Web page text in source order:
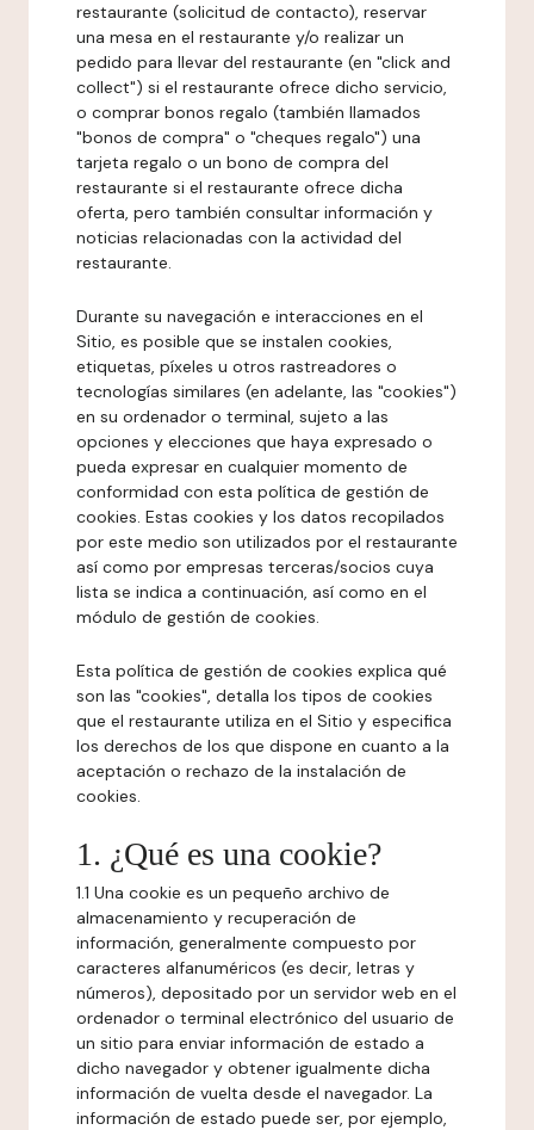
restaurante (solicitud de contacto), reservar
una mesa en el restaurante y/o realizar un
pedido para llevar del restaurante (en "click and
collect") si el restaurante ofrece dicho servicio,
o comprar bonos regalo (también llamados
"bonos de compra" o "cheques regalo") una
tarjeta regalo o un bono de compra del
restaurante si el restaurante ofrece dicha
oferta, pero también consultar información y
noticias relacionadas con la actividad del
restaurante.
Durante su navegación e interacciones en el
Sitio, es posible que se instalen cookies,
etiquetas, píxeles u otros rastreadores o
tecnologías similares (en adelante, las "cookies")
en su ordenador o terminal, sujeto a las
opciones y elecciones que haya expresado o
pueda expresar en cualquier momento de
conformidad con esta política de gestión de
cookies. Estas cookies y los datos recopilados
por este medio son utilizados por el restaurante
así como por empresas terceras/socios cuya
lista se indica a continuación, así como en el
módulo de gestión de cookies.
Esta política de gestión de cookies explica qué
son las "cookies", detalla los tipos de cookies
que el restaurante utiliza en el Sitio y especifica
los derechos de los que dispone en cuanto a la
aceptación o rechazo de la instalación de
cookies.
1. ¿Qué es una cookie?
1.1 Una cookie es un pequeño archivo de
almacenamiento y recuperación de
información, generalmente compuesto por
caracteres alfanuméricos (es decir, letras y
números), depositado por un servidor web en el
ordenador o terminal electrónico del usuario de
un sitio para enviar información de estado a
dicho navegador y obtener igualmente dicha
información de vuelta desde el navegador. La
información de estado puede ser, por ejemplo,